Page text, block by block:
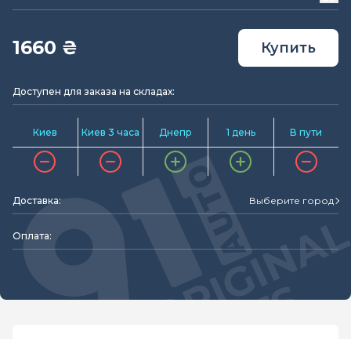
1660 ₴ Купить
Доступен для заказа на складах:
Киев Киев 3 часа Днепр 1 день В пути
Доставка: Выберите город
Оплата: